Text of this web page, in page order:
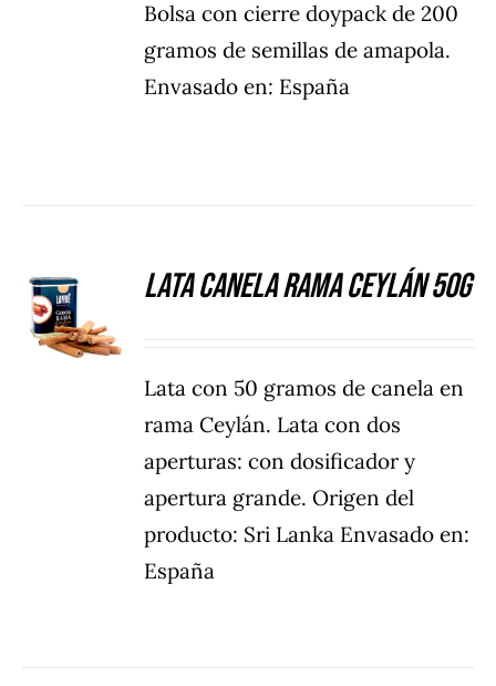
Bolsa con cierre doypack de 200
gramos de semillas de amapola.
Envasado en: España
DETALLES
Lata Canela rama Ceylán 50g
Lata con 50 gramos de canela en
rama Ceylán. Lata con dos
aperturas: con dosificador y
apertura grande. Origen del
producto: Sri Lanka Envasado en:
España